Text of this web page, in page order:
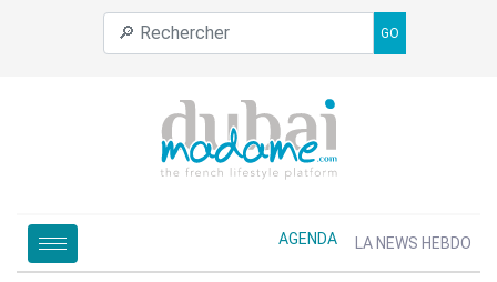
GO
AGENDA LA NEWS HEBDO